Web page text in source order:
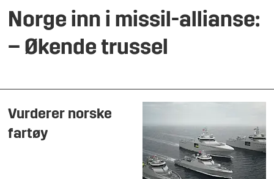
Norge inn i missil-allianse:
– Økende trussel
Vurderer norske
fartøy